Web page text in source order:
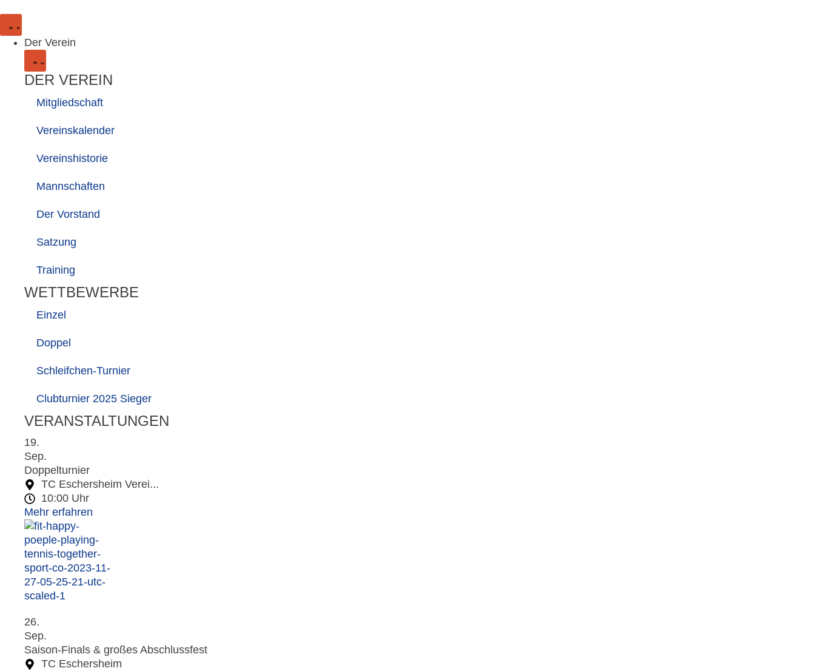
Der Verein
DER VEREIN
Mitgliedschaft
Vereinskalender
Vereinshistorie
Mannschaften
Der Vorstand
Satzung
Training
WETTBEWERBE
Einzel
Doppel
Schleifchen-Turnier
Clubturnier 2025 Sieger
VERANSTALTUNGEN
19.
Sep.
Doppelturnier
TC Eschersheim Verei...
10:00 Uhr
Mehr erfahren
26.
Sep.
Saison-Finals & großes Abschlussfest
TC Eschersheim